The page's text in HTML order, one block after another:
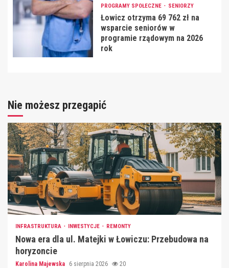
PROGRAMY SPOŁECZNE SENIORZY
Łowicz otrzyma 69 762 zł na
wsparcie seniorów w
programie rządowym na 2026
rok
Nie możesz przegapić
INFRASTRUKTURA INWESTYCJE REMONTY
Nowa era dla ul. Matejki w Łowiczu: Przebudowa na
horyzoncie
Karolina Majewska 6 sierpnia 2026 20